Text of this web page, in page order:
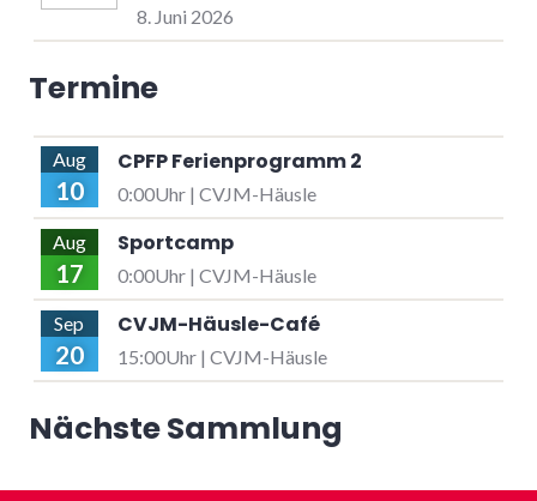
8. Juni 2026
Termine
Aug
10
CPFP Ferienprogramm 2
0:00Uhr | CVJM-Häusle
Aug
17
Sportcamp
0:00Uhr | CVJM-Häusle
Sep
20
CVJM-Häusle-Café
15:00Uhr | CVJM-Häusle
Nächste Sammlung